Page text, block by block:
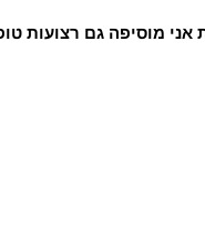
מוסיפה גם רצועות